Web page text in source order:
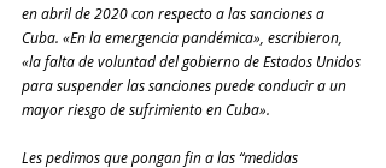
en abril de 2020 con respecto a las sanciones a
Cuba. «En la emergencia pandémica», escribieron,
«la falta de voluntad del gobierno de Estados Unidos
para suspender las sanciones puede conducir a un
mayor riesgo de sufrimiento en Cuba».
Les pedimos que pongan fin a las “medidas